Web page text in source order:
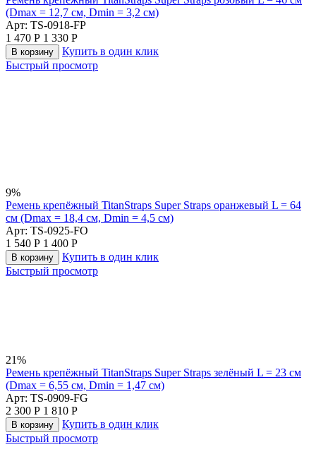
(Dmax = 12,7 см, Dmin = 3,2 см)
Арт: TS-0918-FP
1 470 Р 1 330 Р
В корзину
Купить в один клик
Быстрый просмотр
9%
Ремень крепёжный TitanStraps Super Straps оранжевый L = 64
см (Dmax = 18,4 см, Dmin = 4,5 см)
Арт: TS-0925-FO
1 540 Р 1 400 Р
В корзину
Купить в один клик
Быстрый просмотр
21%
Ремень крепёжный TitanStraps Super Straps зелёный L = 23 см
(Dmax = 6,55 см, Dmin = 1,47 см)
Арт: TS-0909-FG
2 300 Р 1 810 Р
В корзину
Купить в один клик
Быстрый просмотр